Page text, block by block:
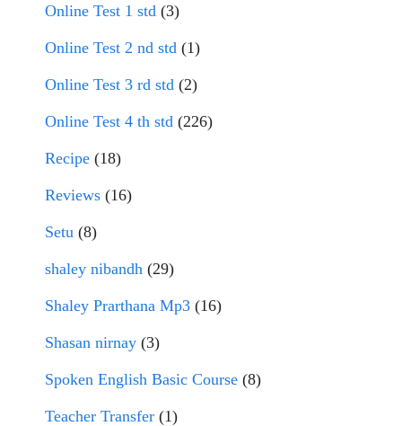
Online Test 1 std (3)
Online Test 2 nd std (1)
Online Test 3 rd std (2)
Online Test 4 th std (226)
Recipe (18)
Reviews (16)
Setu (8)
shaley nibandh (29)
Shaley Prarthana Mp3 (16)
Shasan nirnay (3)
Spoken English Basic Course (8)
Teacher Transfer (1)